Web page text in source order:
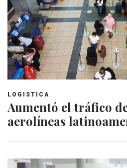
LOGISTICA
Aumentó el tráfico
aerolíneas